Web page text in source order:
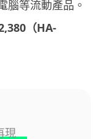
腦等流動產品。
（HA-
現